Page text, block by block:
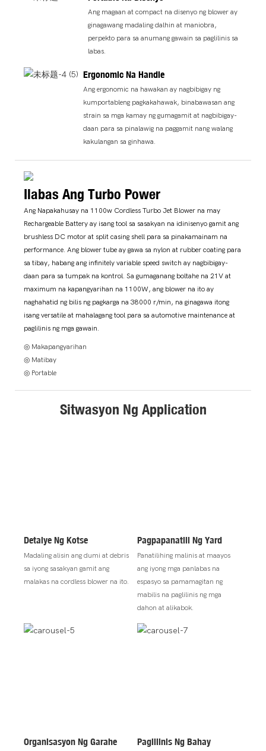
Ang magaan at compact na disenyo ng blower ay
ginagawang madaling dalhin at maniobra,
perpekto para sa anumang gawain sa paglilinis sa
labas.
Ergonomic Na Handle
Ang ergonomic na hawakan ay nagbibigay ng
kumportableng pagkakahawak, binabawasan ang
strain sa mga kamay ng gumagamit at nagbibigay-
daan para sa pinalawig na paggamit nang walang
kakulangan sa ginhawa.
Ilabas Ang Turbo Power
Ang Napakahusay na 1100w Cordless Turbo Jet Blower na may
Rechargeable Battery ay isang tool sa sasakyan na idinisenyo gamit ang
brushless DC motor at split casing shell para sa pinakamainam na
performance. Ang blower tube ay gawa sa nylon at rubber coating para
sa tibay, habang ang infinitely variable speed switch ay nagbibigay-
daan para sa tumpak na kontrol. Sa gumaganang boltahe na 21V at
maximum na kapangyarihan na 1100W, ang blower na ito ay
naghahatid ng bilis ng pagkarga na 38000 r/min, na ginagawa itong
isang versatile at mahalagang tool para sa automotive maintenance at
paglilinis ng mga gawain.
◎ Makapangyarihan
◎ Matibay
◎ Portable
Sitwasyon Ng Application
Detalye Ng Kotse
Madaling alisin ang dumi at debris
sa iyong sasakyan gamit ang
malakas na cordless blower na ito.
Pagpapanatili Ng Yard
Panatilihing malinis at maayos
ang iyong mga panlabas na
espasyo sa pamamagitan ng
mabilis na paglilinis ng mga
dahon at alikabok.
Organisasyon Ng Garahe Paglilinis Ng Bahay